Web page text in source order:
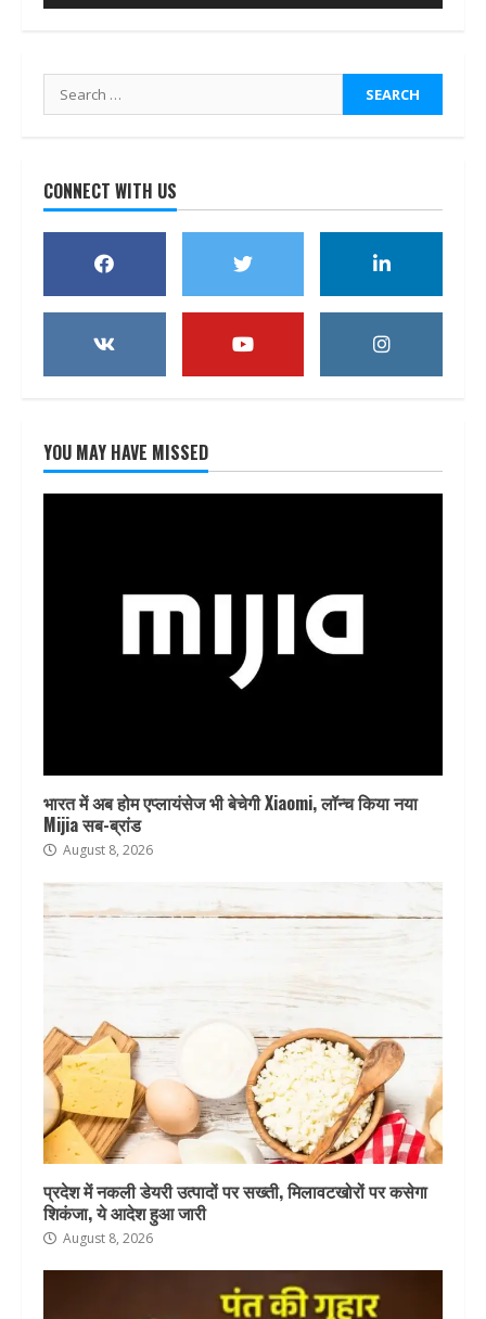
Search
for:
CONNECT WITH US
YOU MAY HAVE MISSED
भारत में अब होम एप्लायंसेज भी बेचेगी Xiaomi, लॉन्च किया नया
Mijia सब-ब्रांड
August 8, 2026
प्रदेश में नकली डेयरी उत्पादों पर सख्ती, मिलावटखोरों पर कसेगा
शिकंजा, ये आदेश हुआ जारी
August 8, 2026